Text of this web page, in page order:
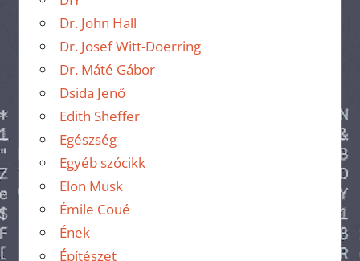
Dr. John Hall
Dr. Josef Witt-Doerring
Dr. Máté Gábor
Dsida Jenő
Edith Sheffer
Egészség
Egyéb szócikk
Elon Musk
Émile Coué
Ének
Építészet